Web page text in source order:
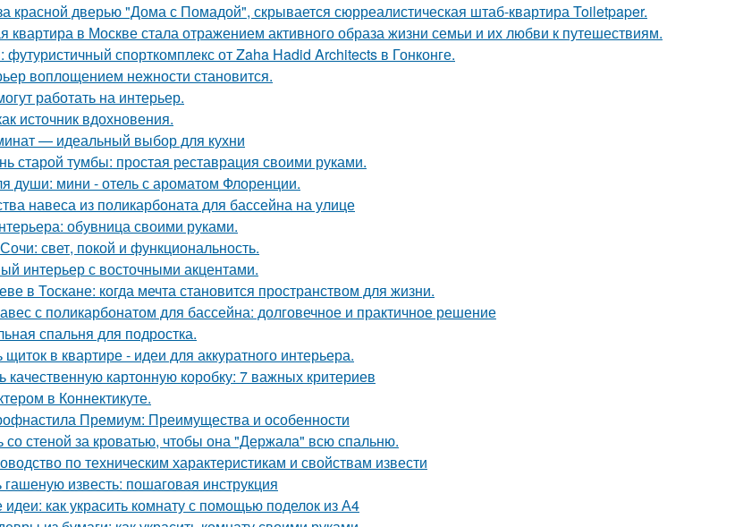
красной дверью "Дома с Помадой", скрывается сюрреалистическая штаб-квартира Toiletpaper.
квартира в Москве стала отражением активного образа жизни семьи и их любви к путешествиям.
футуристичный спорткомплекс от Zaha Hadid Architects в Гонконге.
воплощением нежности становится.
работать на интерьер.
источник вдохновения.
— идеальный выбор для кухни
старой тумбы: простая реставрация своими руками.
души: мини - отель с ароматом Флоренции.
навеса из поликарбоната для бассейна на улице
обувница своими руками.
свет, покой и функциональность.
интерьер с восточными акцентами.
в Тоскане: когда мечта становится пространством для жизни.
с поликарбонатом для бассейна: долговечное и практичное решение
спальня для подростка.
щиток в квартире - идеи для аккуратного интерьера.
качественную картонную коробку: 7 важных критериев
в Коннектикуте.
Премиум: Преимущества и особенности
со стеной за кроватью, чтобы она "Держала" всю спальню.
по техническим характеристикам и свойствам извести
гашеную известь: пошаговая инструкция
как украсить комнату с помощью поделок из А4